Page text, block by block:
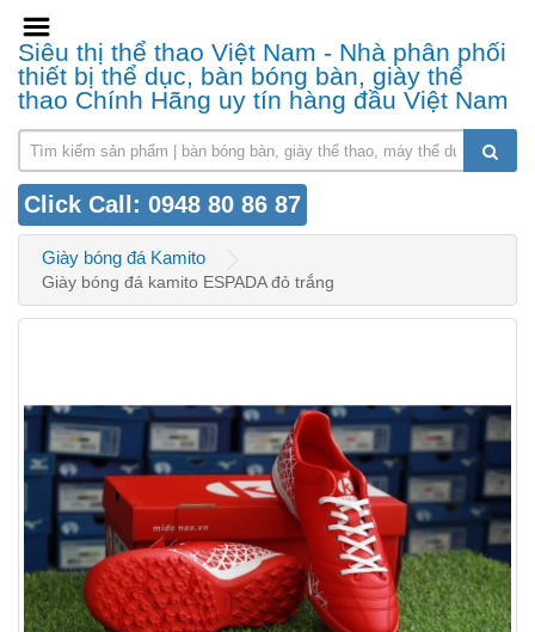
Siêu thị thể thao Việt Nam - Nhà phân phối
thiết bị thể dục, bàn bóng bàn, giày thể
thao Chính Hãng uy tín hàng đầu Việt Nam
Click Call: 0948 80 86 87
Giày bóng đá Kamito
Giày bóng đá kamito ESPADA đỏ trắng